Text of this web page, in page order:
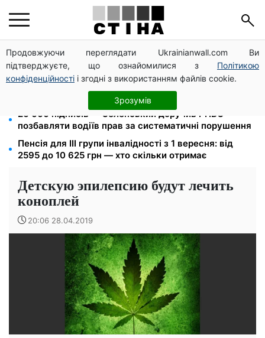
Продовжуючи переглядати Ukrainianwall.com Ви
підтверджуєте, що ознайомилися з Політикою
конфіденційності і згодні з використанням файлів cookie.
Зрозумів
120 000 грн на авто: компенсацію для ветеранів
хочуть поширити на III групу інвалідності
Звільнені з полону безплатно відновлять
посвідчення водія: умови від МВС
26 000 підписів — Зеленський доручив РНБО
позбавляти водіїв прав за систематичні порушення
Пенсія для III групи інвалідності з 1 вересня: від
2595 до 10 625 грн — хто скільки отримає
Детскую эпилепсию будут лечить
коноплей
20:06 28.04.2019